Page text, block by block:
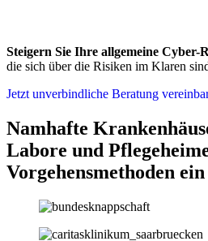
Steigern Sie Ihre allgemeine Cyber-
die sich über die Risiken im Klaren
Jetzt unverbindliche Beratung
Namhafte
Labore und
Vorgehensmethoden ein